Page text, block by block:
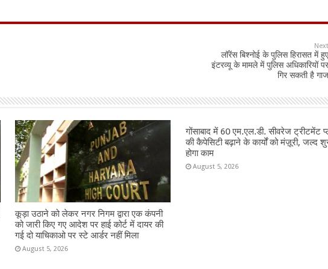
Next
लॉरेंस बिश्नोई के पुलिस हिरासत में हुए
इंटरव्यू के मामले में पुलिस अधिकारियों पर
गिर सकती है गाज
कूड़ा उठाने को लेकर नगर निगम द्वारा एक कंपनी
को जारी किए गए आदेश पर हाई कोर्ट में दायर की
गई दो याचिकाओ पर स्टे आर्डर नहीं मिला
August 5, 2026
गोंसाबाद में 60 एम.एल.डी. सीवरेज ट्रीटमेंट
की कैपेसिटी बढ़ाने के कार्यों को मंज़ूरी, जल्द
होगा काम
August 5, 2026